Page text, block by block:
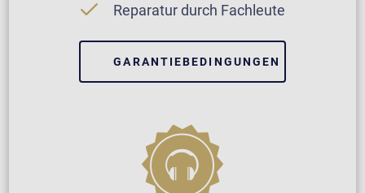
Reparatur durch Fachleute
GARANTIEBEDINGUNGEN